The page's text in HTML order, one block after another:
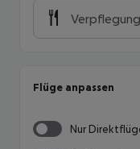
Flüge anpassen
Nur